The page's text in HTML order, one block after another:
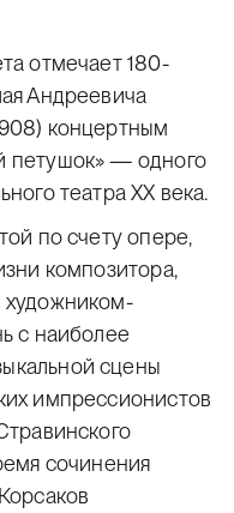
отмечает 180-
Андреевича
концертным
петушок» — одного
театра ХХ века.
по счету опере,
композитора,
художником-
с наиболее
сцены
импрессионистов
сочинения